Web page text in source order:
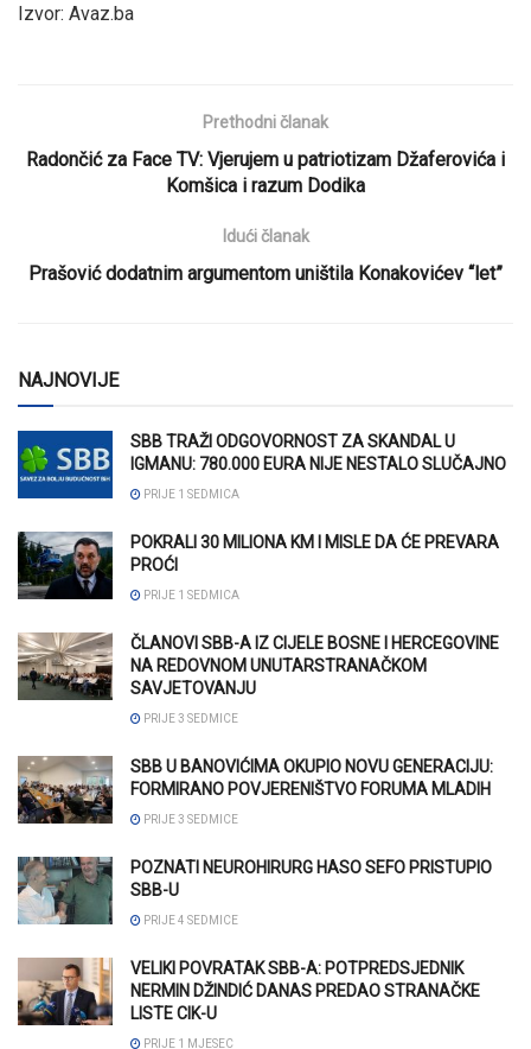
Izvor: Avaz.ba
Prethodni članak
Radončić za Face TV: Vjerujem u patriotizam Džaferovića i
Komšica i razum Dodika
Idući članak
Prašović dodatnim argumentom uništila Konakovićev “let”
NAJNOVIJE
SBB TRAŽI ODGOVORNOST ZA SKANDAL U
IGMANU: 780.000 EURA NIJE NESTALO SLUČAJNO
PRIJE 1 SEDMICA
POKRALI 30 MILIONA KM I MISLE DA ĆE PREVARA
PROĆI
PRIJE 1 SEDMICA
ČLANOVI SBB-A IZ CIJELE BOSNE I HERCEGOVINE
NA REDOVNOM UNUTARSTRANAČKOM
SAVJETOVANJU
PRIJE 3 SEDMICE
SBB U BANOVIĆIMA OKUPIO NOVU GENERACIJU:
FORMIRANO POVJERENIŠTVO FORUMA MLADIH
PRIJE 3 SEDMICE
POZNATI NEUROHIRURG HASO SEFO PRISTUPIO
SBB-U
PRIJE 4 SEDMICE
VELIKI POVRATAK SBB-A: POTPREDSJEDNIK
NERMIN DŽINDIĆ DANAS PREDAO STRANAČKE
LISTE CIK-U
PRIJE 1 MJESEC